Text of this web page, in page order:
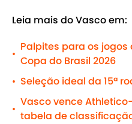
Leia mais do Vasco em:
•
Palpites para os jogos
Copa do Brasil 2026
• Seleção ideal da 15ª
•
Vasco vence
tabela de